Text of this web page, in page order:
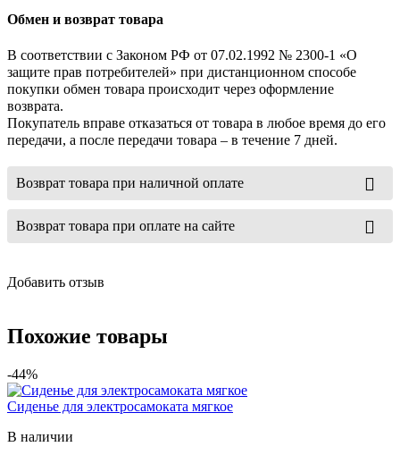
Обмен и возврат товара
В соответствии с Законом РФ от 07.02.1992 № 2300-1 «О
защите прав потребителей» при дистанционном способе
покупки обмен товара происходит через оформление
возврата.
Покупатель вправе отказаться от товара в любое время до его
передачи, а после передачи товара – в течение 7 дней.
Возврат товара при наличной оплате
Возврат товара при оплате на сайте
Добавить отзыв
Похожие товары
-44%
Сиденье для электросамоката мягкое
В наличии